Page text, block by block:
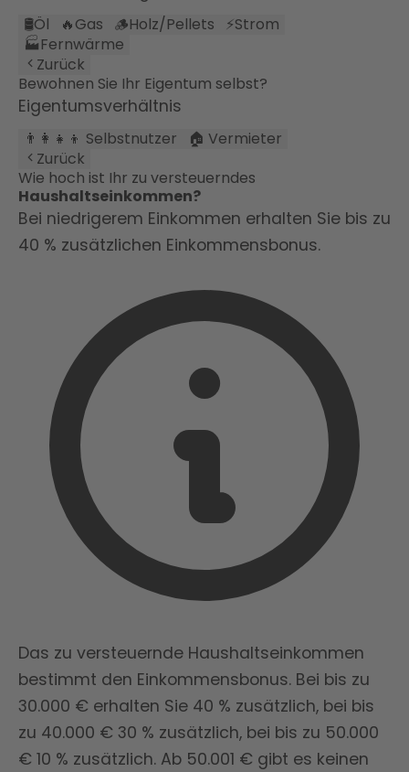
🛢️Öl 🔥Gas 🪵Holz/Pellets ⚡Strom
🏭Fernwärme
Zurück
Bewohnen Sie Ihr Eigentum selbst?
Eigentumsverhältnis
👨‍👩‍👧‍👦 Selbstnutzer
🏠 Vermieter
Zurück
Wie hoch ist Ihr zu versteuerndes
Haushaltseinkommen?
Bei niedrigerem Einkommen erhalten Sie bis zu
40 % zusätzlichen Einkommensbonus.
Das zu versteuernde Haushaltseinkommen
bestimmt den Einkommensbonus. Bei bis zu
30.000 € erhalten Sie 40 % zusätzlich, bei bis
zu 40.000 € 30 % zusätzlich, bei bis zu 50.000
€ 10 % zusätzlich. Ab 50.001 € gibt es keinen